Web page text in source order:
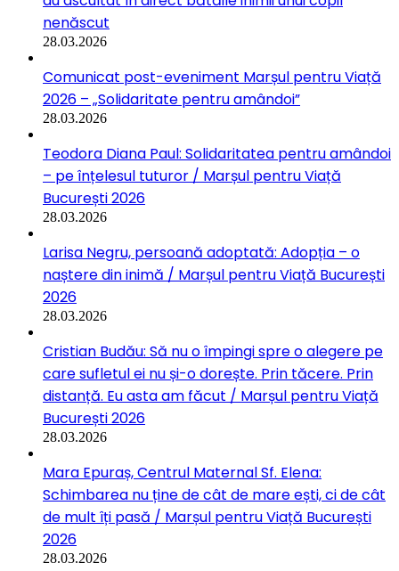
nenăscut
28.03.2026
Comunicat post-eveniment Marșul pentru Viață
2026 – „Solidaritate pentru amândoi”
28.03.2026
Teodora Diana Paul: Solidaritatea pentru amândoi
– pe înțelesul tuturor / Marșul pentru Viață
București 2026
28.03.2026
Larisa Negru, persoană adoptată: Adopția – o
naștere din inimă / Marșul pentru Viață București
2026
28.03.2026
Cristian Budău: Să nu o împingi spre o alegere pe
care sufletul ei nu și-o dorește. Prin tăcere. Prin
distanță. Eu asta am făcut / Marșul pentru Viață
București 2026
28.03.2026
Mara Epuraș, Centrul Maternal Sf. Elena:
Schimbarea nu ține de cât de mare ești, ci de cât
de mult îți pasă / Marșul pentru Viață București
2026
28.03.2026